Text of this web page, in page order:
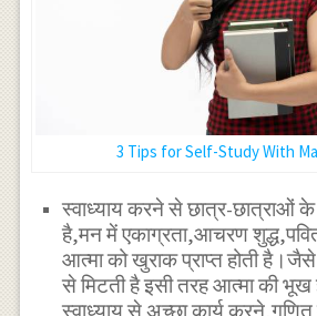
3 Tips for Self-Study With
स्वाध्याय करने से छात्र-छात्राओं के
है,मन में एकाग्रता,आचरण
आत्मा को खुराक प्राप्त होती
से मिटती है इसी तरह आत्मा की भूख